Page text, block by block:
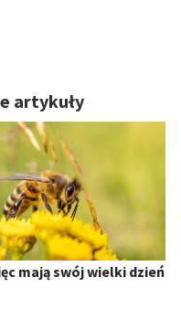
artykuły
mają swój wielki dzień